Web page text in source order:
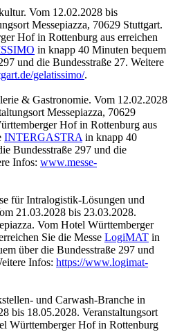
Vom 12.02.2028 bis
Messepiazza, 70629 Stuttgart.
Hof in Rottenburg aus erreichen
in knapp 40 Minuten bequem
und die Bundesstraße 27. Weitere
gelatissimo/.
& Gastronomie. Vom 12.02.2028
Messepiazza, 70629
Hof in Rottenburg aus
INTERGASTRA in knapp 40
Bundesstraße 297 und die
Infos: www.messe-
für Intralogistik-Lösungen und
21.03.2028 bis 23.03.2028.
Vom Hotel Württemberger
Sie die Messe LogiMAT in
über die Bundesstraße 297 und
Infos: https://www.logimat-
und Carwash-Branche in
bis 18.05.2028. Veranstaltungsort
Württemberger Hof in Rottenburg